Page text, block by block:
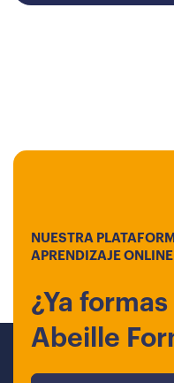
NUESTRA
APRENDIZAJE ONLINE
¿Ya
Abeille